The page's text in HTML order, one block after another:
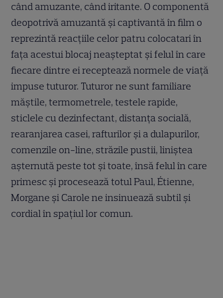
când amuzante, când iritante. O componentă
deopotrivă amuzantă și captivantă în film o
reprezintă reacțiile celor patru colocatari în
fața acestui blocaj neașteptat și felul în care
fiecare dintre ei receptează normele de viață
impuse tuturor. Tuturor ne sunt familiare
măștile, termometrele, testele rapide,
sticlele cu dezinfectant, distanța socială,
rearanjarea casei, rafturilor și a dulapurilor,
comenzile on-line, străzile pustii, liniștea
așternută peste tot și toate, însă felul în care
primesc și procesează totul Paul, Étienne,
Morgane și Carole ne insinuează subtil și
cordial în spațiul lor comun.